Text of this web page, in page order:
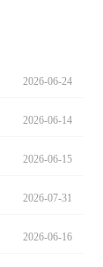
2026-06-24
2026-06-14
2026-06-15
2026-07-31
2026-06-16